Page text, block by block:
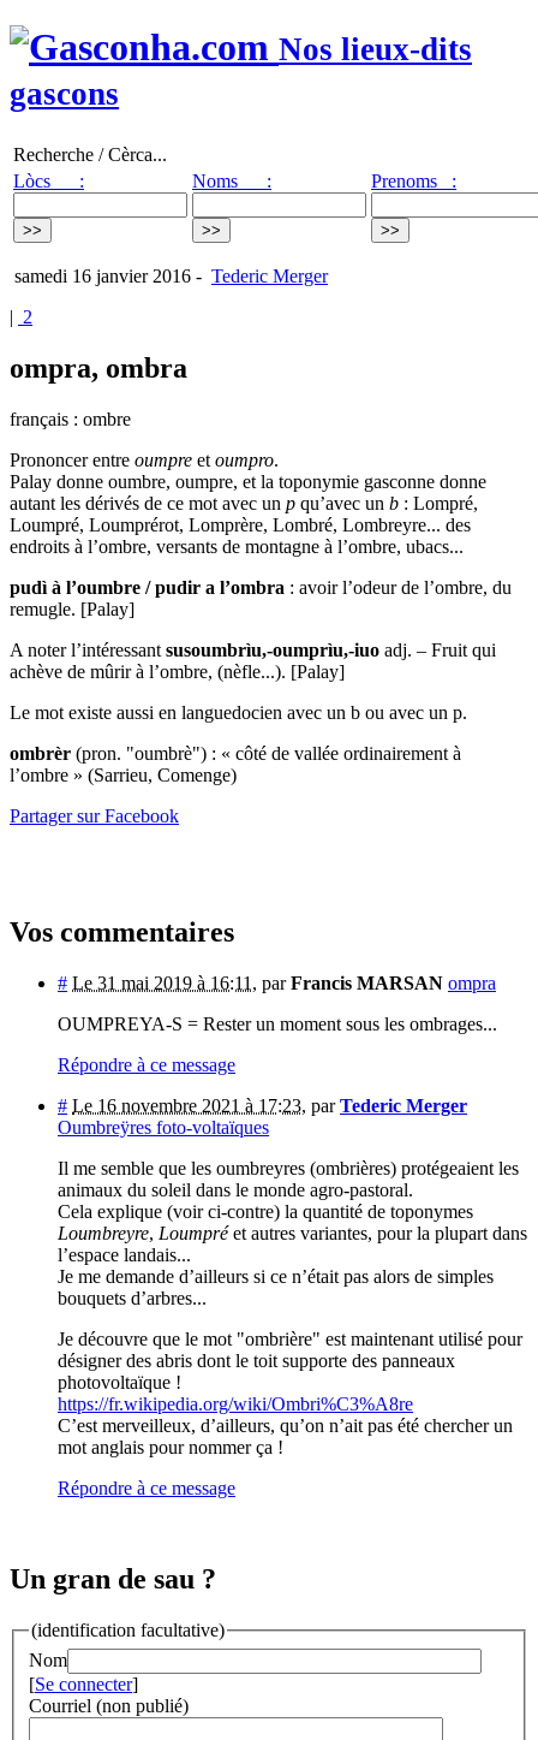
Nos lieux-dits
gascons
Recherche / Cèrca...
Lòcs :
Noms : Prenoms :
samedi 16 janvier 2016 - Tederic Merger
| 2
ompra, ombra
français : ombre
Prononcer entre oumpre et oumpro.
Palay donne oumbre, oumpre, et la toponymie gasconne donne
autant les dérivés de ce mot avec un p qu’avec un b : Lompré,
Loumpré, Loumprérot, Lomprère, Lombré, Lombreyre... des
endroits à l’ombre, versants de montagne à l’ombre, ubacs...
pudì à l’oumbre / pudir a l’ombra : avoir l’odeur de l’ombre, du
remugle. [Palay]
A noter l’intéressant susoumbrìu,-oumprìu,-iuo adj. – Fruit qui
achève de mûrir à l’ombre, (nèfle...). [Palay]
Le mot existe aussi en languedocien avec un b ou avec un p.
ombrèr (pron. "oumbrè") : « côté de vallée ordinairement à
l’ombre » (Sarrieu, Comenge)
Partager sur Facebook
Vos commentaires
# Le 31 mai 2019 à 16:11 , parFrancis MARSAN ompra
OUMPREYA-S = Rester un moment sous les ombrages...
Répondre à ce message
# Le 16 novembre 2021 à 17:23, parTederic Merger
Oumbreÿres foto-voltaïques
Il me semble que les oumbreyres (ombrières) protégeaient les
animaux du soleil dans le monde agro-pastoral.
Cela explique (voir ci-contre) la quantité de toponymes
Loumbreyre, Loumpréet autres variantes, pour la plupart dans
l’espace landais...
Je me demande d’ailleurs si ce n’était pas alors de simples
bouquets d’arbres...
Je découvre que le mot "ombrière" est maintenant utilisé pour
désigner des abris dont le toit supporte des panneaux
photovoltaïque !
https://fr.wikipedia.org/wiki/Ombri%C3%A8re
C’est merveilleux, d’ailleurs, qu’on n’ait pas été chercher un
mot anglais pour nommer ça !
Répondre à ce message
Un gran de sau ?
(identification facultative)
Nom
[Se connecter]
Courriel (non publié)